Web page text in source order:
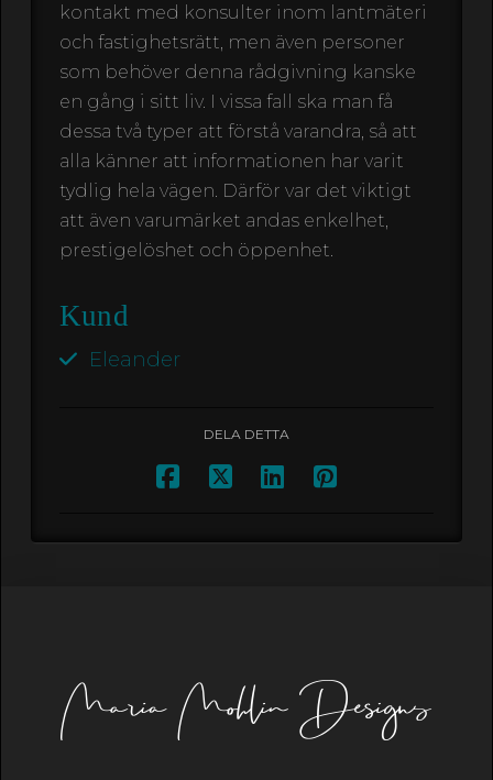
kontakt med konsulter inom lantmäteri
och fastighetsrätt, men även personer
som behöver denna rådgivning kanske
en gång i sitt liv. I vissa fall ska man få
dessa två typer att förstå varandra, så att
alla känner att informationen har varit
tydlig hela vägen. Därför var det viktigt
att även varumärket andas enkelhet,
prestigelöshet och öppenhet.
Kund
Eleander
DELA DETTA